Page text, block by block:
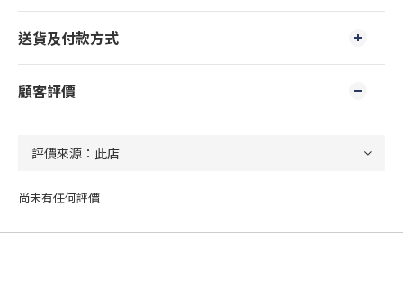
送貨及付款方式
顧客評價
尚未有任何評價